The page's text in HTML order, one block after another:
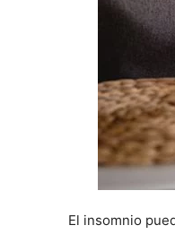
El insomnio